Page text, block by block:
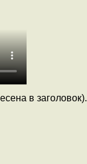
в заголовок).